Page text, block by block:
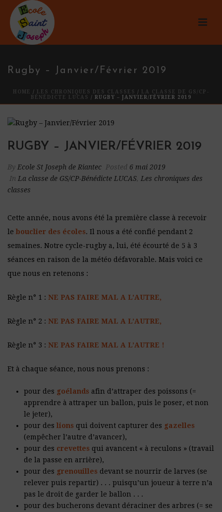
Rugby – Janvier/Février 2019
HOME / LES CHRONIQUES DES CLASSES /
LA CLASSE DE GS/CP-
BÉNÉDICTE LUCAS
/ RUGBY – JANVIER/FÉVRIER 2019
RUGBY – JANVIER/FÉVRIER 2019
By Ecole St Joseph de Riantec Posted 6 mai 2019
In La classe de GS/CP-Bénédicte LUCAS, Les chroniques des
classes
Cette année, nous avons été la première classe à recevoir
le bouclier des écoles. Il nous a été confié pendant 2
semaines. Notre cycle-rugby a, lui, été écourté de 5 à 3
séances en raison de la météo défavorable. Mais voici ce
que nous en retenons :
Règle n° 1 : NE PAS FAIRE MAL A L’AUTRE,
Règle n° 2 : NE PAS FAIRE MAL A L’AUTRE,
Règle n° 3 : NE PAS FAIRE MAL A L’AUTRE !
Et à chaque séance, nous nous prenons :
pour des goélands afin d’attraper des poissons (=
apprendre à attraper un ballon, puis le poser, et non
le jeter),
pour des lions qui doivent capturer des gazelles
(empêcher l’autre d’avancer),
pour des crevettes qui avancent « à reculons » (travail
de la passe en arrière),
pour des grenouilles devant se nourrir de larves (se
relever puis repartir) . . . puisqu’un joueur à terre n’a
pas le droit de garder le ballon . . .
pour des bucherons devant déraciner des arbres (= se